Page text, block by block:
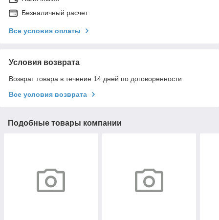
Безналичный расчет
Все условия оплаты
Условия возврата
Возврат товара в течение 14 дней по договоренности
Все условия возврата
Подобные товары компании